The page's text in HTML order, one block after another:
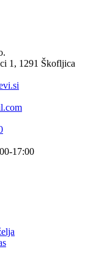
1, 1291 Škofljica
17:00